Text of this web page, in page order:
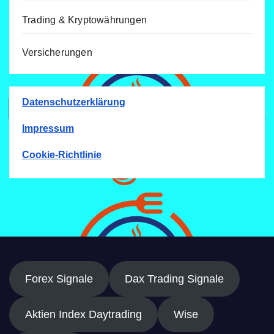
Trading & Kryptowährungen
Versicherungen
Datenschutzerklärung
Impressum
Cookie-Richtlinie
Forex Signale Dax Trading Signale
Aktien Index Daytrading Wise